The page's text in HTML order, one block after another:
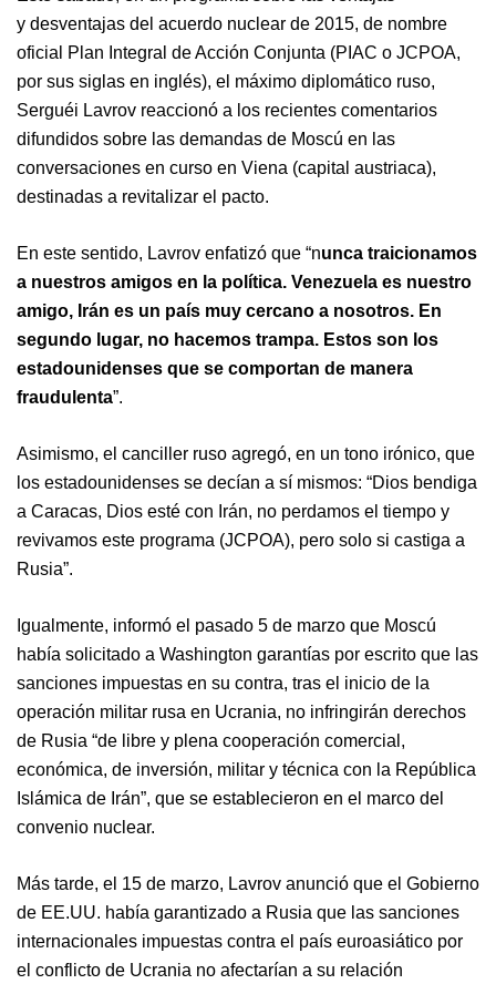
y desventajas del acuerdo nuclear de 2015, de nombre
oficial Plan Integral de Acción Conjunta (PIAC o JCPOA,
por sus siglas en inglés), el máximo diplomático ruso,
Serguéi Lavrov reaccionó a los recientes comentarios
difundidos sobre las demandas de Moscú en las
conversaciones en curso en Viena (capital austriaca),
destinadas a revitalizar el pacto.
En este sentido, Lavrov enfatizó que “nunca traicionamos
a nuestros amigos en la política. Venezuela es nuestro
amigo, Irán es un país muy cercano a nosotros. En
segundo lugar, no hacemos trampa. Estos son los
estadounidenses que se comportan de manera
fraudulenta”.
Asimismo, el canciller ruso agregó, en un tono irónico, que
los estadounidenses se decían a sí mismos: “Dios bendiga
a Caracas, Dios esté con Irán, no perdamos el tiempo y
revivamos este programa (JCPOA), pero solo si castiga a
Rusia”.
Igualmente, informó el pasado 5 de marzo que Moscú
había solicitado a Washington garantías por escrito que las
sanciones impuestas en su contra, tras el inicio de la
operación militar rusa en Ucrania, no infringirán derechos
de Rusia “de libre y plena cooperación comercial,
económica, de inversión, militar y técnica con la República
Islámica de Irán”, que se establecieron en el marco del
convenio nuclear.
Más tarde, el 15 de marzo, Lavrov anunció que el Gobierno
de EE.UU. había garantizado a Rusia que las sanciones
internacionales impuestas contra el país euroasiático por
el conflicto de Ucrania no afectarían a su relación